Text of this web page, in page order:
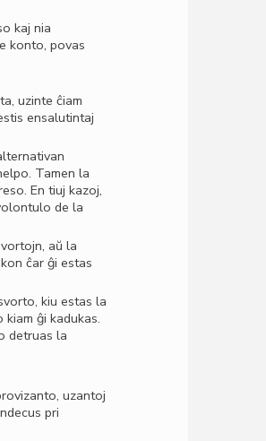
kaj nia
konto, povas
uzinte ĉiam
ensalutintaj
Tamen la
En tiuj kazoj,
de la
aŭ la
ĉar ĝi estas
kiu estas la
ĝi kadukas.
detruas la
uzantoj
pri